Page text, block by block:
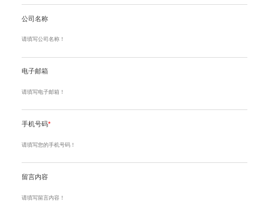
公司名称
电子邮箱
手机号码*
留言内容